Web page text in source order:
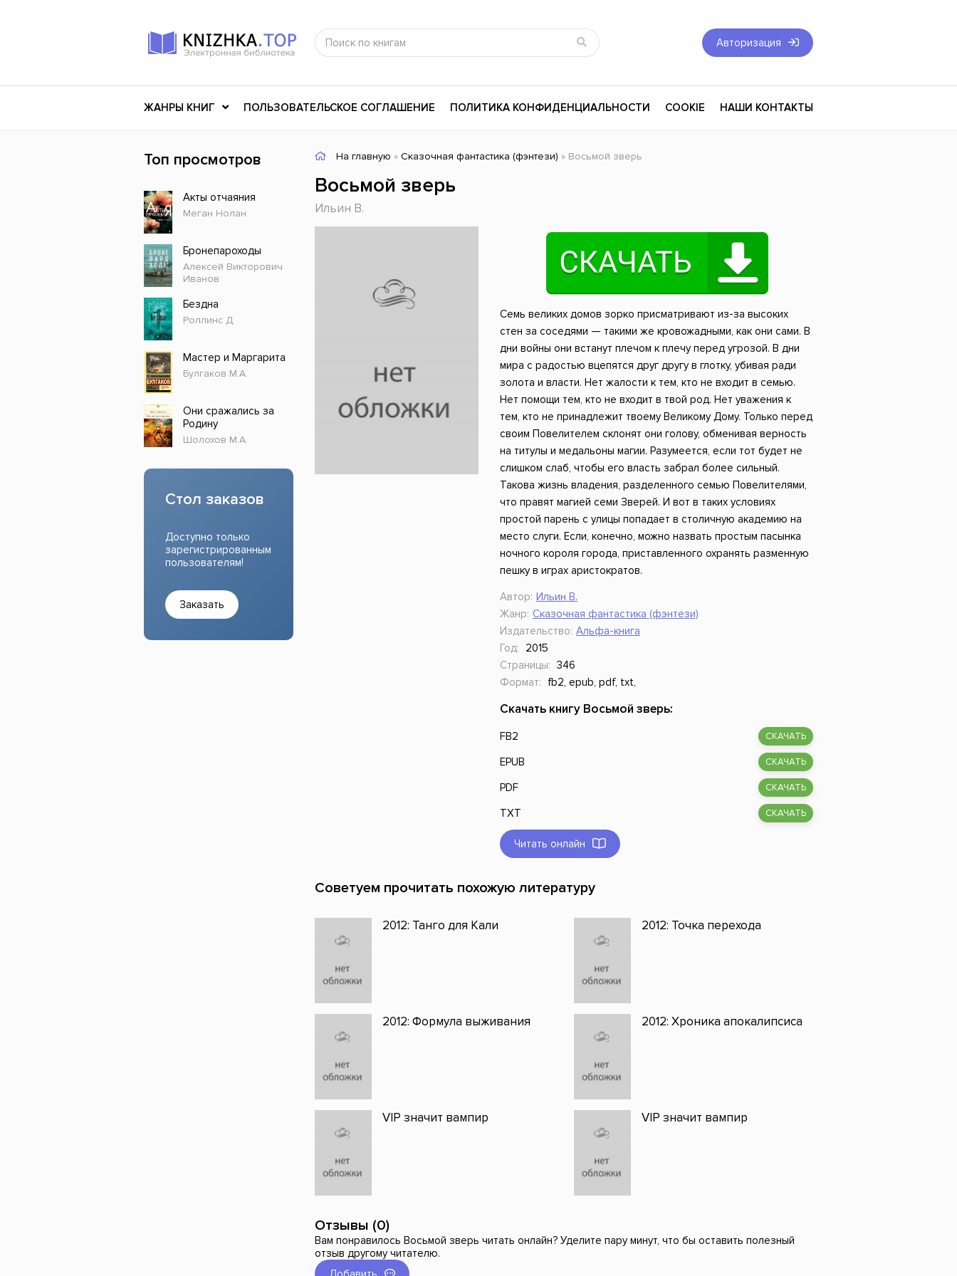
Авторизация
ЖАНРЫ КНИГ
Российское искусство
Детективы
Детские книги
История
Разное
Прочие издания
Научная литература
Любовные романы
Современная проза
История России
Эзотерика
Экономика
ПОЛЬЗОВАТЕЛЬСКОЕ СОГЛАШЕНИЕ ПОЛИТИКА КОНФИДЕНЦИАЛЬНОСТИ COOKIE НАШИ КОНТАКТЫ
На главную » Сказочная фантастика (фэнтези) » Восьмой зверь
Восьмой зверь
Ильин В.
Семь великих домов зорко присматривают из-за высоких
стен за соседями — такими же кровожадными, как они сами. В
дни войны они встанут плечом к плечу перед угрозой. В дни
мира с радостью вцепятся друг другу в глотку, убивая ради
золота и власти. Нет жалости к тем, кто не входит в семью.
Нет помощи тем, кто не входит в твой род. Нет уважения к
тем, кто не принадлежит твоему Великому Дому. Только перед
своим Повелителем склонят они голову, обменивая верность
на титулы и медальоны магии. Разумеется, если тот будет не
слишком слаб, чтобы его власть забрал более сильный.
Такова жизнь владения, разделенного семью Повелителями,
что правят магией семи Зверей. И вот в таких условиях
простой парень с улицы попадает в столичную академию на
место слуги. Если, конечно, можно назвать простым пасынка
ночного короля города, приставленного охранять разменную
пешку в играх аристократов.
Автор: Ильин В.
Жанр: Сказочная фантастика (фэнтези)
Издательство: Альфа-книга
Год:
2015
Страницы: 346
Формат:
fb2, epub, pdf, txt,
Скачать книгу Восьмой зверь:
FB2 СКАЧАТЬ
EPUB СКАЧАТЬ
PDF СКАЧАТЬ
TXT СКАЧАТЬ
Читать онлайн
Советуем прочитать похожую литературу
2012: Танго для Кали 2012: Точка перехода
2012: Формула выживания 2012: Хроника апокалипсиса
VIP значит вампир VIP значит вампир
Отзывы (0)
Вам понравилось Восьмой зверь читать онлайн? Уделите пару минут, что бы оставить полезный
отзыв другому читателю.
Топ просмотров
Акты отчаяния
Меган Нолан
Бронепароходы
Алексей Викторович
Иванов
Бездна
Роллинс Д.
Мастер и Маргарита
Булгаков М.А.
Они сражались за
Родину
Шолохов М.А.
Стол заказов
Доступно только
зарегистрированным
пользователям!
Заказать